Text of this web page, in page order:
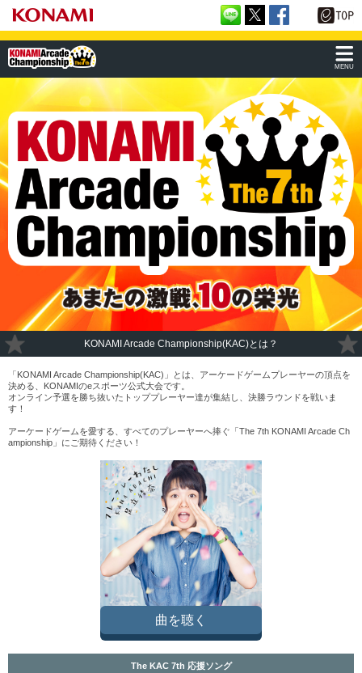
MENU
KONAMI Arcade Championship(KAC)とは？
「KONAMI Arcade Championship(KAC)」とは、アーケードゲームプレーヤーの頂点を
決める、KONAMIのeスポーツ公式大会です。
オンライン予選を勝ち抜いたトッププレーヤー達が集結し、決勝ラウンドを戦いま
す！
アーケードゲームを愛する、すべてのプレーヤーへ捧ぐ 「The 7th KONAMI Arcade Ch
ampionship」にご期待ください！
曲を聴く
The KAC 7th 応援ソング